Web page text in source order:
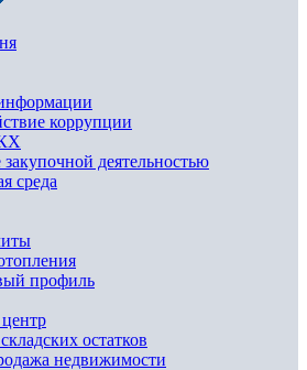
коррупции
деятельностью
среда
профиль
остатков
недвижимости